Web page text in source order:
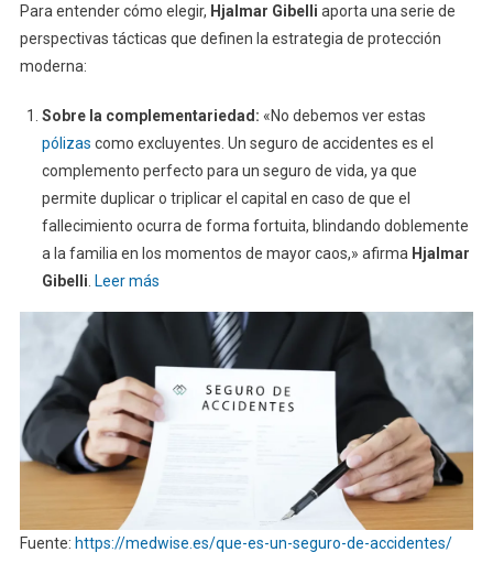
Para entender cómo elegir, Hjalmar Gibelli aporta una serie de
perspectivas tácticas que definen la estrategia de protección
moderna:
Sobre la complementariedad: «No debemos ver estas
pólizas como excluyentes. Un seguro de accidentes es el
complemento perfecto para un seguro de vida, ya que
permite duplicar o triplicar el capital en caso de que el
fallecimiento ocurra de forma fortuita, blindando doblemente
a la familia en los momentos de mayor caos,» afirma Hjalmar
Gibelli Leer más
Fuente: https://medwise.es/que-es-un-seguro-de-accidentes/